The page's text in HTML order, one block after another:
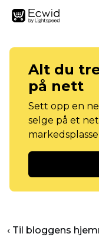
Alt du
på nett
Sett opp en
selge på et
‹ Til bloggens